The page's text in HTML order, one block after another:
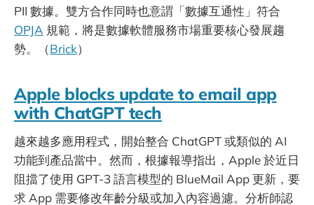
PII 數據。雙方合作同時也意謂「數據互通性」符合
OPJA 規範，將是數據軟體服務市場重要核心發展趨
勢。（Brick）
Apple blocks update to email app
with ChatGPT tech
越來越多應用程式，開始整合 ChatGPT 或類似的 AI
功能到產品當中。然而，根據報導指出，Apple 於近日
阻擋了使用 GPT-3 語言模型的 BlueMail App 更新，要
求 App 需要修改年齡分級或加入內容過濾。分析師認